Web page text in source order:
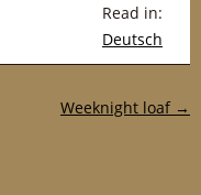
Read in:
Deutsch
Weeknight loaf →